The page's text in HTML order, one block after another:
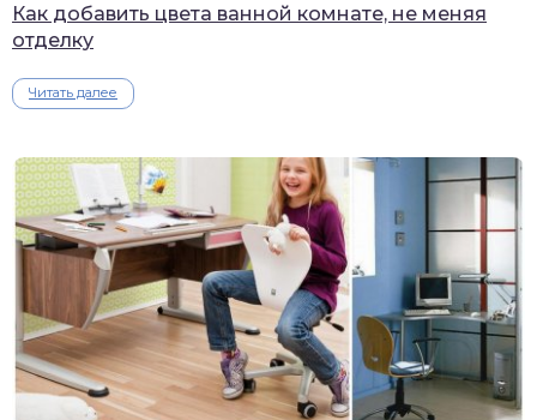
Как добавить цвета ванной комнате, не меняя
отделку
Читать далее